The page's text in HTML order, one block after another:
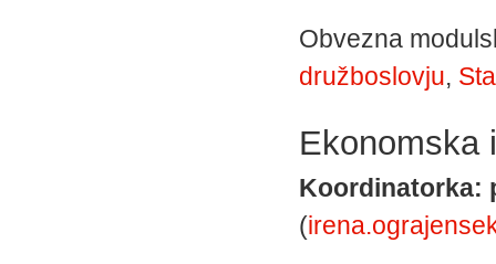
Obvezna
družboslovju,
Ekonomska
Koordinatorka:
(